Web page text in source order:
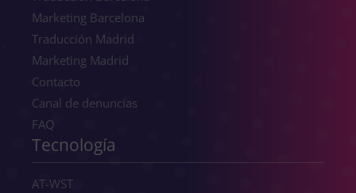
Marketing Barcelona
Traducción Madrid
Marketing Madrid
Contacto
Canal de denuncias
FAQ
Tecnología
AT-WST